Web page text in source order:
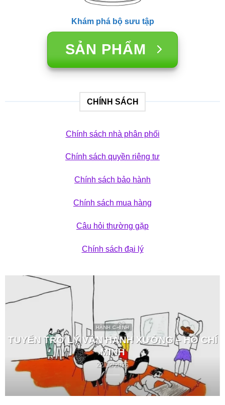
Khám phá bộ sưu tập
SẢN PHẨM
CHÍNH SÁCH
Chính sách nhà phân phối
Chính sách quyền riêng tư
Chính sách bảo hành
Chính sách mua hàng
Câu hỏi thường gặp
Chính sách đại lý
HÀNH CHÍNH
TUYỂN TRỢ LÝ VẬN HÀNH XƯỞNG – HỒ CHÍ
MINH
22/02/2026